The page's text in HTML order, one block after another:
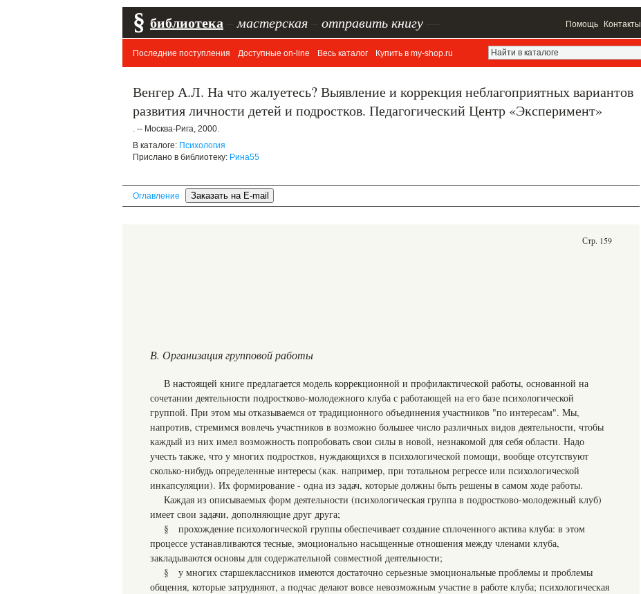
§ библиотека мастерская отправить книгу Помощь Контакты
Последние поступления Доступные on-line Весь каталог Купить в my-shop.ru
Венгер А.Л. На что жалуетесь? Выявление и коррекция неблагоприятных вариантов
развития личности детей и подростков. Педагогический Центр «Эксперимент»
. -- Москва-Рига, 2000.
В каталоге: Психология
Прислано в библиотеку: Рина55
Оглавление
Стр. 159
В. Организация групповой работы
В настоящей книге предлагается модель коррекционной и профилактической работы, основанной на
сочетании деятельности подростково-молодежного клуба с работающей на его базе психологической
группой. При этом мы отказываемся от традиционного объединения участников "по интересам". Мы,
напротив, стремимся вовлечь участников в возможно большее число различных видов деятельности, чтобы
каждый из них имел возможность попробовать свои силы в новой, незнакомой для себя области. Надо
учесть также, что у многих подростков, нуждающихся в психологической помощи, вообще отсутствуют
сколько-нибудь определенные интересы (как. например, при тотальном регрессе или психологической
инкапсуляции). Их формирование - одна из задач, которые должны быть решены в самом ходе работы.
Каждая из описываемых форм деятельности (психологическая группа в подростково-молодежный клуб)
имеет свои задачи, дополняющие друг друга;
§ прохождение психологической группы обеспечивает создание сплоченного актива клуба: в этом
процессе устанавливаются тесные, эмоционально насыщенные отношения между членами клуба,
закладываются основы для содержательной совместной деятельности;
§ у многих старшеклассников имеются достаточно серьезные эмоциональные проблемы и проблемы
общения, которые затрудняют, а подчас делают вовсе невозможным участие в работе клуба; психологическая